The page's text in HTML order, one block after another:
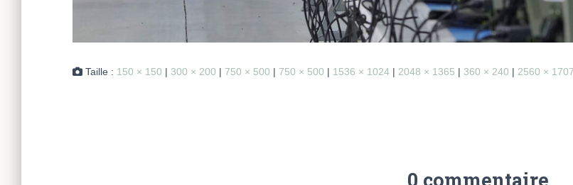
Taille : 150 × 150 | 300 × 200 | 750 × 500 | 750 × 500 | 1536 × 1024 | 2048 × 1365 | 360 × 240 | 2560 × 1707
0 commentaire